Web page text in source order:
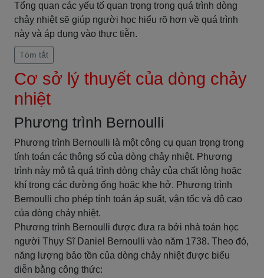
Tổng quan các yếu tố quan trọng trong quá trình dòng
chảy nhiệt sẽ giúp người học hiểu rõ hơn về quá trình
này và áp dụng vào thực tiễn.
Tóm tắt
Cơ sở lý thuyết của dòng chảy
nhiệt
Phương trình Bernoulli
Phương trình Bernoulli là một công cụ quan trọng trong
tính toán các thông số của dòng chảy nhiệt. Phương
trình này mô tả quá trình dòng chảy của chất lỏng hoặc
khí trong các đường ống hoặc khe hở. Phương trình
Bernoulli cho phép tính toán áp suất, vận tốc và độ cao
của dòng chảy nhiệt.
Phương trình Bernoulli được đưa ra bởi nhà toán học
người Thụy Sĩ Daniel Bernoulli vào năm 1738. Theo đó,
năng lượng bảo tồn của dòng chảy nhiệt được biểu
diễn bằng công thức: